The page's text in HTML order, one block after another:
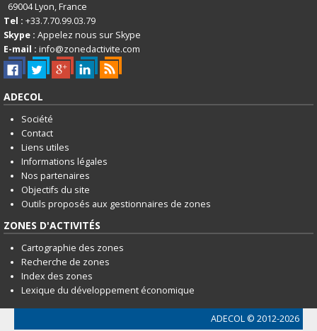
69004Lyon, France
Tel : +33.7.70.99.03.79
Skype : Appelez nous sur Skype
E-mail : info@zonedactivite.com
ADECOL
Société
Contact
Liens utiles
Informations légales
Nos partenaires
Objectifs du site
Outils proposés aux gestionnaires de zones
ZONES D'ACTIVITÉS
Cartographie des zones
Recherche de zones
Index des zones
Lexique du développement économique
ADECOL © 2012-2026